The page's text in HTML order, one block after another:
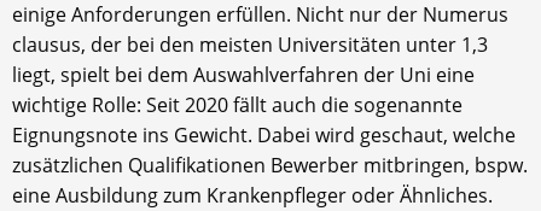
einige Anforderungen erfüllen. Nicht nur der Numerus
clausus, der bei den meisten Universitäten unter 1,3
liegt, spielt bei dem Auswahlverfahren der Uni eine
wichtige Rolle: Seit 2020 fällt auch die sogenannte
Eignungsnote ins Gewicht. Dabei wird geschaut, welche
zusätzlichen Qualifikationen Bewerber mitbringen, bspw.
eine Ausbildung zum Krankenpfleger oder Ähnliches.